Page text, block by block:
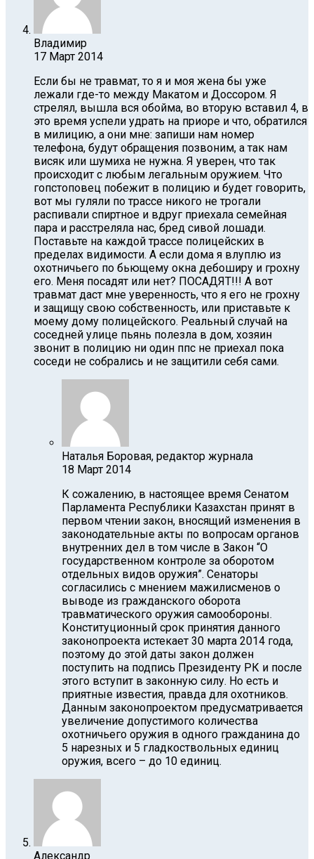
Владимир
17 Март 2014
Если бы не травмат, то я и моя жена бы уже
лежали где-то между Макатом и Доссором. Я
стрелял, вышла вся обойма, во вторую вставил 4, в
это время успели удрать на приоре и что, обратился
в милицию, а они мне: запиши нам номер
телефона, будут обращения позвоним, а так нам
висяк или шумиха не нужна. Я уверен, что так
происходит с любым легальным оружием. Что
гопстоповец побежит в полицию и будет говорить,
вот мы гуляли по трассе никого не трогали
распивали спиртное и вдруг приехала семейная
пара и расстреляла нас, бред сивой лошади.
Поставьте на каждой трассе полицейских в
пределах видимости. А если дома я влуплю из
охотничьего по бьющему окна дебоширу и грохну
его. Меня посадят или нет? ПОСАДЯТ!!! А вот
травмат даст мне уверенность, что я его не грохну
и защищу свою собственность, или приставьте к
моему дому полицейского. Реальный случай на
соседней улице пьянь полезла в дом, хозяин
звонит в полицию ни один ппс не приехал пока
соседи не собрались и не защитили себя сами.
Наталья Боровая, редактор журнала
18 Март 2014
К сожалению, в настоящее время Сенатом
Парламента Республики Казахстан принят в
первом чтении закон, вносящий изменения в
законодательные акты по вопросам органов
внутренних дел в том числе в Закон “О
государственном контроле за оборотом
отдельных видов оружия”. Сенаторы
согласились с мнением мажилисменов о
выводе из гражданского оборота
травматического оружия самообороны.
Конституционный срок принятия данного
законопроекта истекает 30 марта 2014 года,
поэтому до этой даты закон должен
поступить на подпись Президенту РК и после
этого вступит в законную силу. Но есть и
приятные известия, правда для охотников.
Данным законопроектом предусматривается
увеличение допустимого количества
охотничьего оружия в одного гражданина до
5 нарезных и 5 гладкоствольных единиц
оружия, всего – до 10 единиц.
Александр